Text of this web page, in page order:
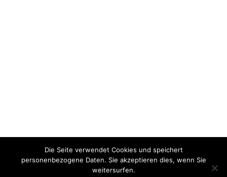
Copyright © Miriam Vollmer 2018-2022 |Impressum|Datenschutz
Die Seite verwendet Cookies und speichert
personenbezogene Daten. Sie akzeptieren dies, wenn Sie
weitersurfen.